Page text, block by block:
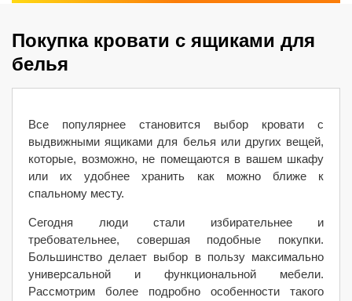
Покупка кровати с ящиками для
белья
Все популярнее становится выбор кровати с
выдвижными ящиками для белья или других вещей,
которые, возможно, не помещаются в вашем шкафу
или их удобнее хранить как можно ближе к
спальному месту.
Сегодня люди стали избирательнее и
требовательнее, совершая подобные покупки.
Большинство делает выбор в пользу максимально
универсальной и функциональной мебели.
Рассмотрим более подробно особенности такого